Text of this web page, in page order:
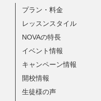
プラン・料金
レッスンスタイル
NOVAの特長
イベント情報
キャンペーン情報
開校情報
生徒様の声